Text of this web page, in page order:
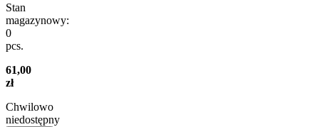
Stan
magazynowy:
0
pcs.
61,00
zł
Chwilowo
niedostępny